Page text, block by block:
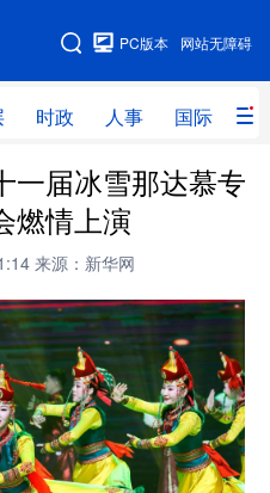
网站无障碍
PC版本
时政 人事 国际 财
图
时政 人事
网评
全球连线
量子 体育
健康 军事
图片 政务
金融 汽车
一届冰雪那达慕专
燃情上演
来源：新华网